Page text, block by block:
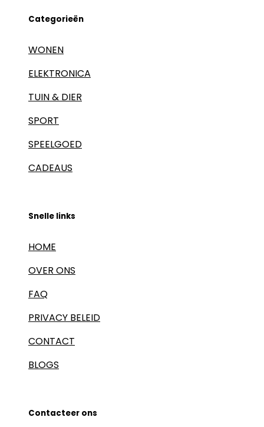
Categorieën
WONEN
ELEKTRONICA
TUIN & DIER
SPORT
SPEELGOED
CADEAUS
Snelle links
HOME
OVER ONS
FAQ
PRIVACY BELEID
CONTACT
BLOGS
Contacteer ons